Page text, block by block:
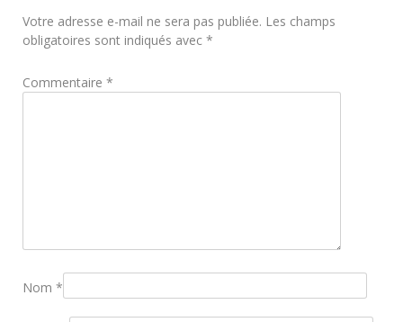
Votre adresse e-mail ne sera pas publiée. Les champs
obligatoires sont indiqués avec *
Commentaire *
Nom *